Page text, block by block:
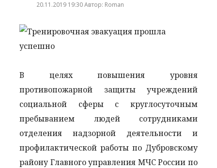
20.11.2019 19:30 Автор: Roman
В целях повышения уровня
противопожарной защиты учреждений
социальной сферы с круглосуточным
пребыванием людей сотрудниками
отделения надзорной деятельности и
профилактической работы по Дубровскому
району Главного управления МЧС России по